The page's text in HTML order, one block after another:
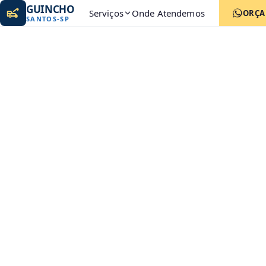
GUINCHO
SANTOS-SP Serviços Onde Atendemos